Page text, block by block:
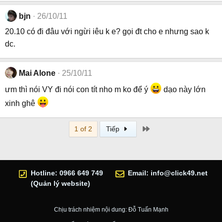
bjn
26/10/11
20.10 có đi đâu với ngừi iêu k e? gọi đt cho e nhưng sao k
dc.
Mai Alone
25/10/11
ưm thì nói VY đi nói con tít nho m ko để ý
dạo này lớn
xinh ghê
1 of 2 Tiếp
Hotline: 0966 649 749
(Quản lý website)
Email: info@click49.net
Chịu trách nhiệm nội dung: Đỗ Tuấn Mạnh